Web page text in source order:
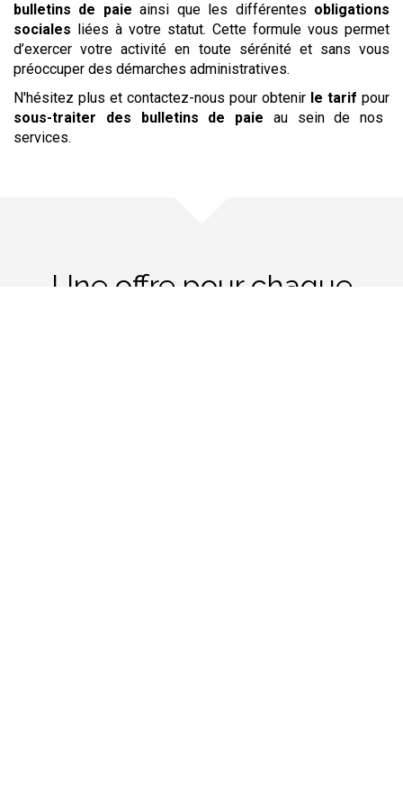
bulletins de paie ainsi que les différentes obligations
sociales liées à votre statut. Cette formule vous permet
d’exercer votre activité en toute sérénité et sans vous
préoccuper des démarches administratives.
N'hésitez plus et contactez-nous pour obtenir le tarif pour
sous-traiter
des bulletins de paie
au sein de nos
services.
Une offre pour chaque